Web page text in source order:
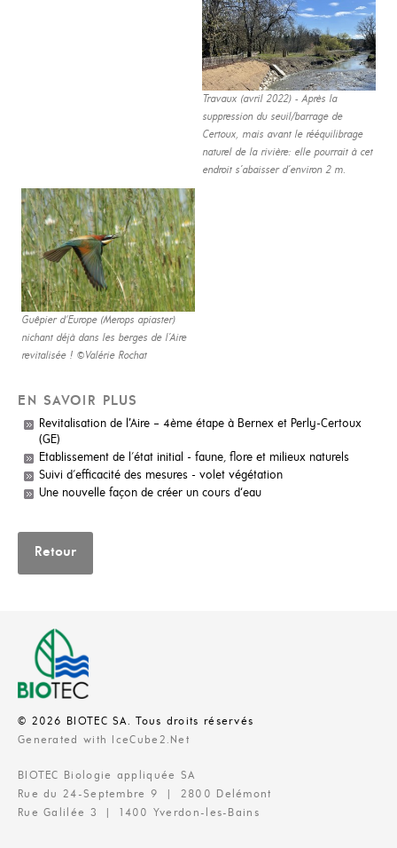
Travaux (avril 2022) - Après la
suppression du seuil/barrage de
Certoux, mais avant le rééquilibrage
naturel de la rivière: elle pourrait à cet
endroit s’abaisser d’environ 2 m.
Guêpier d'Europe (Merops apiaster)
nichant déjà dans les berges de l’Aire
revitalisée ! ©Valérie Rochat
EN SAVOIR PLUS
Revitalisation de l’Aire – 4ème étape à Bernex et Perly-Certoux
(GE)
Etablissement de l'état initial - faune, flore et milieux naturels
Suivi d'efficacité des mesures - volet végétation
Une nouvelle façon de créer un cours d‘eau
Retour
© 2026 BIOTEC SA. Tous droits réservés
Generated with IceCube2.Net
BIOTEC Biologie appliquée SA
Rue du 24-Septembre 9 | 2800 Delémont
Rue Galilée 3 | 1400 Yverdon-les-Bains